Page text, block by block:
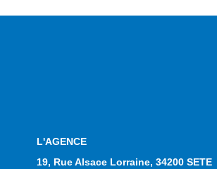
L'AGENCE
19, Rue Alsace Lorraine, 34200 SETE